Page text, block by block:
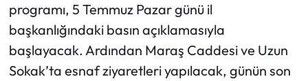
programı, 5 Temmuz Pazar günü il
başkanlığındaki basın açıklamasıyla
başlayacak. Ardından Maraş Caddesi ve Uzun
Sokak’ta esnaf ziyaretleri yapılacak, günün son